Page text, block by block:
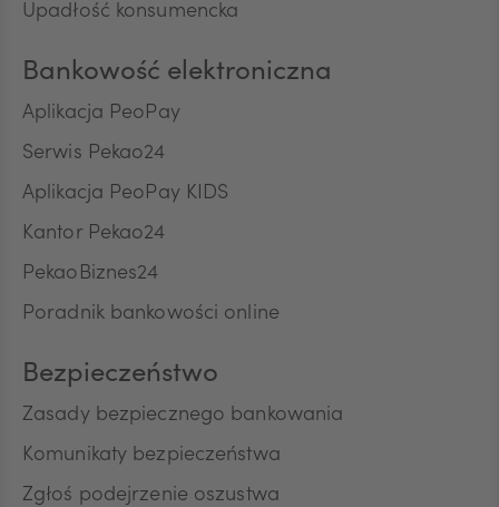
ZAR
Upadłość konsumencka
Bankowość elektroniczna
Aplikacja PeoPay
Serwis Pekao24
Aplikacja PeoPay KIDS
Kantor Pekao24
PekaoBiznes24
Poradnik bankowości online
Bezpieczeństwo
Zasady bezpiecznego bankowania
Komunikaty bezpieczeństwa
Zgłoś podejrzenie oszustwa